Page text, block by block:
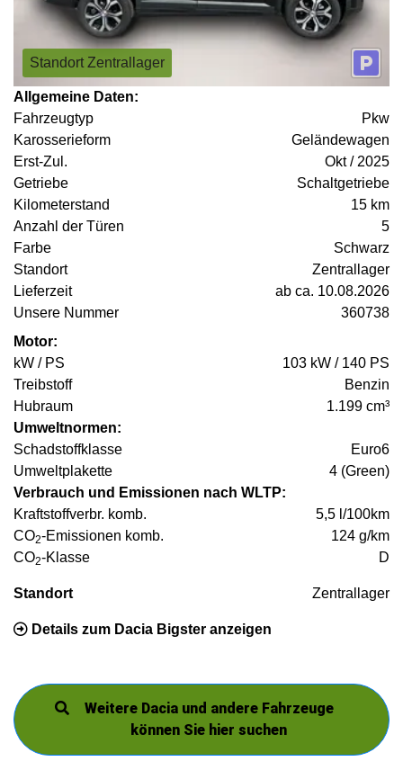
Standort Zentrallager
Allgemeine Daten:
Fahrzeugtyp
Pkw
Karosserieform
Geländewagen
Erst-Zul.
Okt / 2025
Getriebe
Schaltgetriebe
Kilometerstand
15 km
Anzahl der Türen
5
Farbe
Schwarz
Standort
Zentrallager
Lieferzeit
ab ca. 10.08.2026
Unsere Nummer
360738
Motor:
kW / PS
103 kW / 140 PS
Treibstoff
Benzin
Hubraum
1.199 cm³
Umweltnormen:
Schadstoffklasse
Euro6
Umweltplakette
4 (Green)
Verbrauch und Emissionen nach WLTP:
Kraftstoffverbr. komb.
5,5 l/100km
CO2-Emissionen komb.
124 g/km
CO2-Klasse D
Standort Zentrallager
Details zum Dacia Bigster anzeigen
Weitere Dacia und andere Fahrzeuge
können Sie hier suchen